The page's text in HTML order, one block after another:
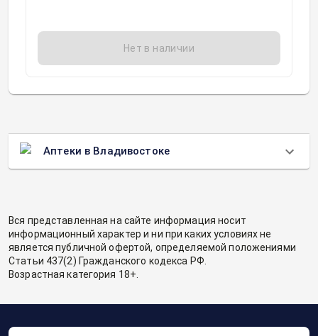
Нет в наличии
Аптеки в Владивостоке
Вся представленная на сайте информация носит
информационный характер и ни при каких условиях не
является публичной офертой, определяемой положениями
Статьи 437(2) Гражданского кодекса РФ.
Возрастная категория 18+.